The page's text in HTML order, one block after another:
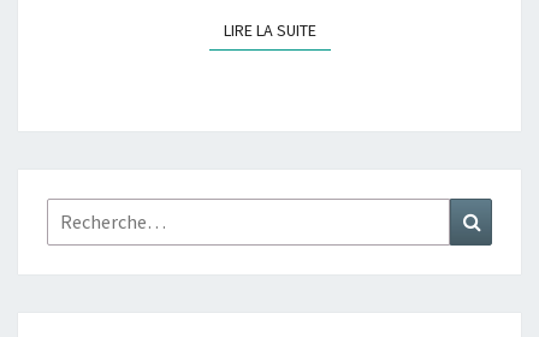
LIRE LA SUITELIRE LA SUITE
Rechercher :